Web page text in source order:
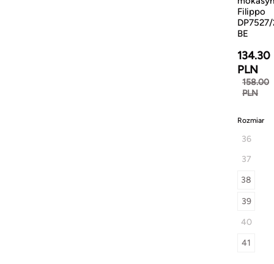
Filippo
BE
134.30
PLN
158.00
PLN
Rozmiar
36
37
38
39
40
41